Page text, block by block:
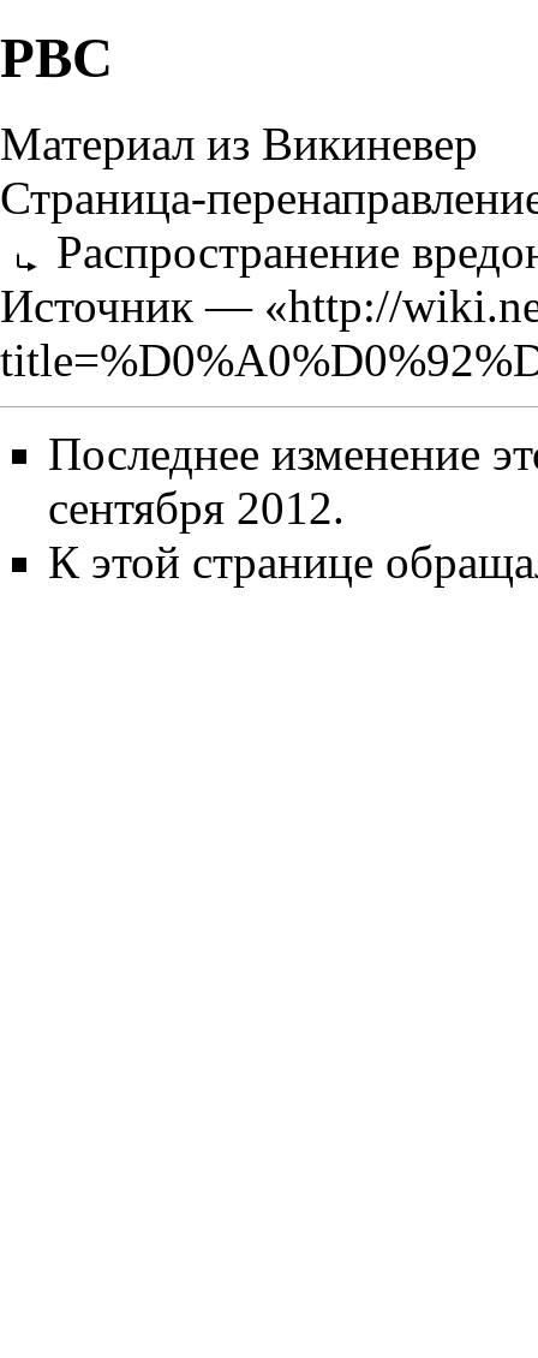
РВС
Материал из Викиневер
Страница-
Распространение
Источник — «http://
Последнее изменение
сентября 2012.
К этой странице